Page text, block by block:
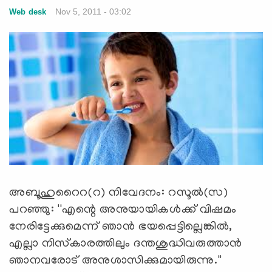
o
n
Web desk Nov 5, 2011 - 03:02
അബൂഹുറൈറ(റ) നിവേദനം: റസൂല്‍(സ)
പറഞ്ഞു: ''എന്റെ അനുയായികള്‍ക്ക് വിഷമം
നേരിട്ടേക്കുമെന്ന് ഞാന്‍ ഭയപ്പെട്ടില്ലെങ്കില്‍,
എല്ലാ നിസ്‌കാരത്തിലും ദന്തശുദ്ധിവരുത്താന്‍
ഞാനവരോട് അനുശാസിക്കുമായിരുന്നു.''